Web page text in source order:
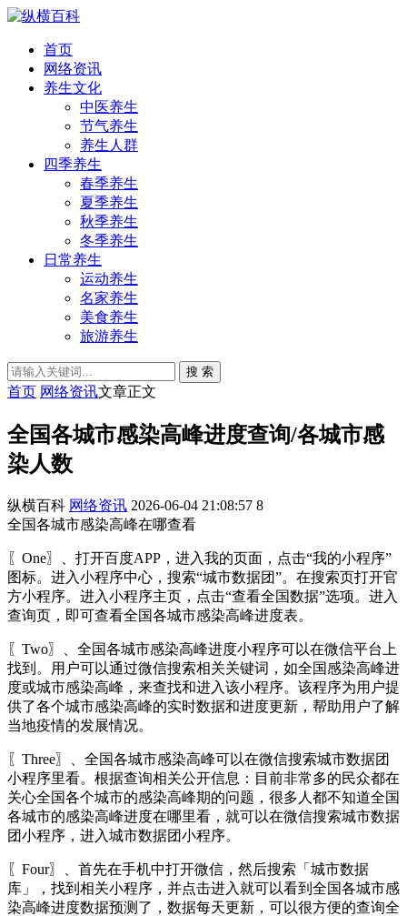
首页
网络资讯
养生文化
中医养生
节气养生
养生人群
四季养生
春季养生
夏季养生
秋季养生
冬季养生
日常养生
运动养生
名家养生
美食养生
旅游养生
搜 索
首页 网络资讯文章正文
全国各城市感染高峰进度查询/各城市感
染人数
纵横百科 网络资讯 2026-06-04 21:08:57 8
全国各城市感染高峰在哪查看
〖One〗、打开百度APP，进入我的页面，点击“我的小程序”
图标。进入小程序中心，搜索“城市数据团”。在搜索页打开官
方小程序。进入小程序主页，点击“查看全国数据”选项。进入
查询页，即可查看全国各城市感染高峰进度表。
〖Two〗、全国各城市感染高峰进度小程序可以在微信平台上
找到。用户可以通过微信搜索相关关键词，如全国感染高峰进
度或城市感染高峰，来查找和进入该小程序。该程序为用户提
供了各个城市感染高峰的实时数据和进度更新，帮助用户了解
当地疫情的发展情况。
〖Three〗、全国各城市感染高峰可以在微信搜索城市数据团
小程序里看。根据查询相关公开信息：目前非常多的民众都在
关心全国各个城市的感染高峰期的问题，很多人都不知道全国
各城市的感染高峰进度在哪里看，就可以在微信搜索城市数据
团小程序，进入城市数据团小程序。
〖Four〗、首先在手机中打开微信，然后搜索「城市数据
库」，找到相关小程序，并点击进入就可以看到全国各城市感
染高峰进度数据预测了，数据每天更新，可以很方便的查询全